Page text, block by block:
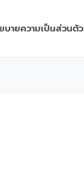
บายความเป็นส่วนตัว